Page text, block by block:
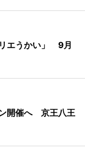
リエうかい」 9月
開催へ 京王八王